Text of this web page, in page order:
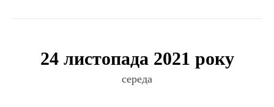
24 листопада 2021 року
середа